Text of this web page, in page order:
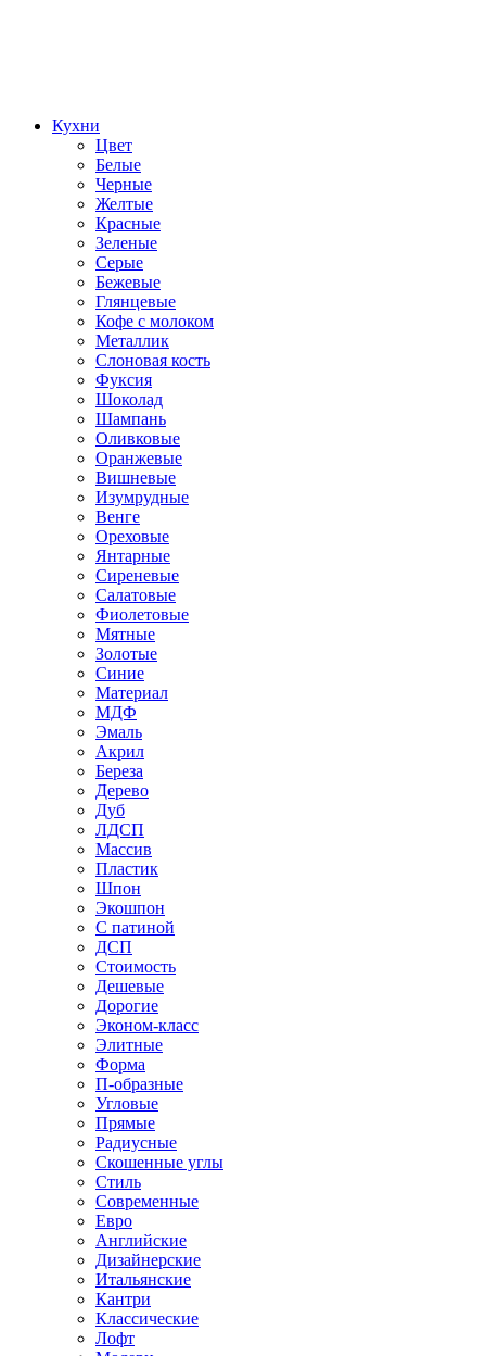
Кухни
Цвет
Белые
Черные
Желтые
Красные
Зеленые
Серые
Бежевые
Глянцевые
Кофе с молоком
Металлик
Слоновая кость
Фуксия
Шоколад
Шампань
Оливковые
Оранжевые
Вишневые
Изумрудные
Венге
Ореховые
Янтарные
Сиреневые
Салатовые
Фиолетовые
Мятные
Золотые
Синие
Материал
МДФ
Эмаль
Акрил
Береза
Дерево
Дуб
ЛДСП
Массив
Пластик
Шпон
Экошпон
С патиной
ДСП
Стоимость
Дешевые
Дорогие
Эконом-класс
Элитные
Форма
П-образные
Угловые
Прямые
Радиусные
Скошенные углы
Стиль
Современные
Евро
Английские
Дизайнерские
Итальянские
Кантри
Классические
Лофт